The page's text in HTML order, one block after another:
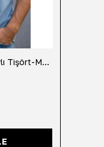
Yuvarlak Yaka Yazı Detaylı Tişört-Mavi